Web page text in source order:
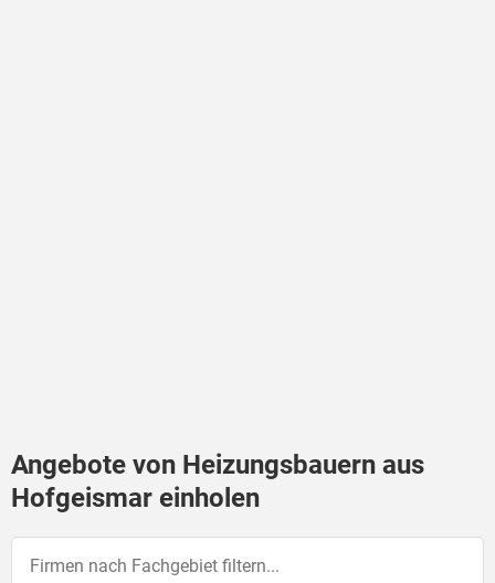
Angebote von Heizungsbauern aus
Hofgeismar einholen